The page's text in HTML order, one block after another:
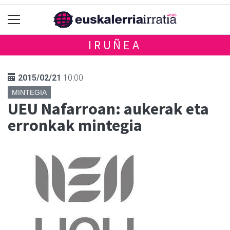
IRUÑEA
2015/02/21 10:00
MINTEGIA
UEU Nafarroan: aukerak eta
erronkak mintegia